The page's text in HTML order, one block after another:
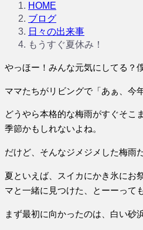
HOME
ブログ
日々の出来事
もうすぐ夏休み！
やっほー！みんな元気にしてる？
ママたちがリビングで「あぁ、今
どうやら本格的な梅雨がすぐそこ
季節かもしれないよね。
だけど、そんなジメジメした梅雨
夏といえば、スイカにかき氷にお
マと一緒に見つけた、とーーって
まず最初に向かったのは、白い砂